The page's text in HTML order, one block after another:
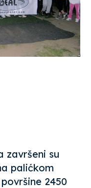
završeni su
palićkom
2450